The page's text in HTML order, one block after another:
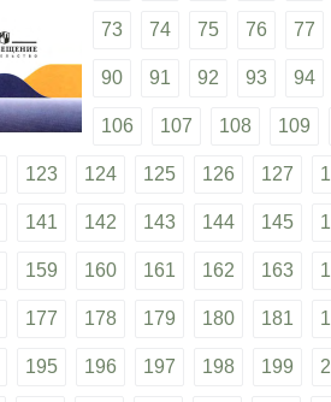
73 74 75 76 77
90 91 92 93 94
106 107 108 109
123 124 125 126 127
141 142 143 144 145
159 160 161 162 163
177 178 179 180 181
195 196 197 198 199